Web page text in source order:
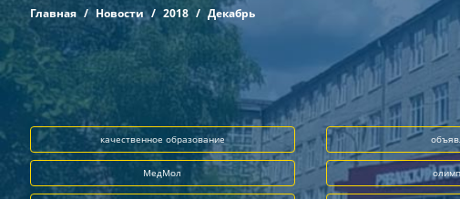
Главная Новости 2018 Декабрь
качественное образование
МедМол